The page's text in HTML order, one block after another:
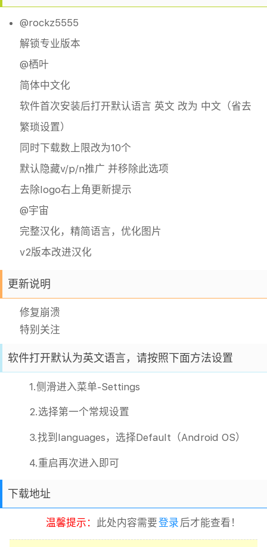
@rockz5555
解锁专业版本
@栖叶
简体中文化
软件首次安装后打开默认语言 英文 改为 中文（省去
繁琐设置）
同时下载数上限改为10个
默认隐藏v/p/n推广 并移除此选项
去除logo右上角更新提示
@宇宙
完整汉化，精简语言，优化图片
v2版本改进汉化
更新说明
修复崩溃
特别关注
软件打开默认为英文语言，请按照下面方法设置
1.侧滑进入菜单-Settings
2.选择第一个常规设置
3.找到languages，选择Default（Android OS）
4.重启再次进入即可
下载地址
温馨提示： 此处内容需要登录 后才能查看！